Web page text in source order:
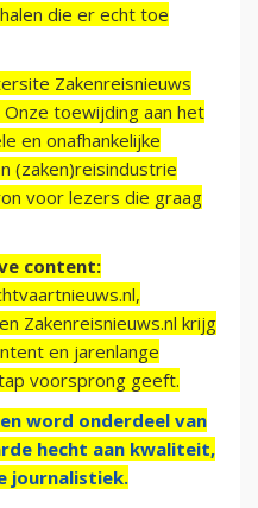
die er echt toe
Zakenreisnieuws
toewijding aan het
en onafhankelijke
(zaken)reisindustrie
voor lezers die graag
content:
Zakenreisnieuws.nl krijg
en jarenlange
voorsprong geeft.
word onderdeel van
hecht aan kwaliteit,
journalistiek.